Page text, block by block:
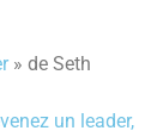
» de Seth
un leader,